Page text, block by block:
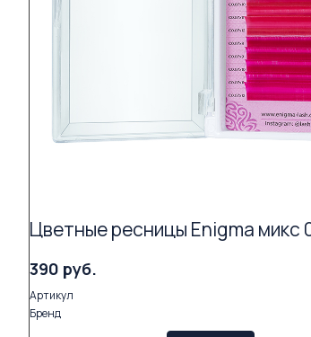
390 руб.
Артикул
Бренд